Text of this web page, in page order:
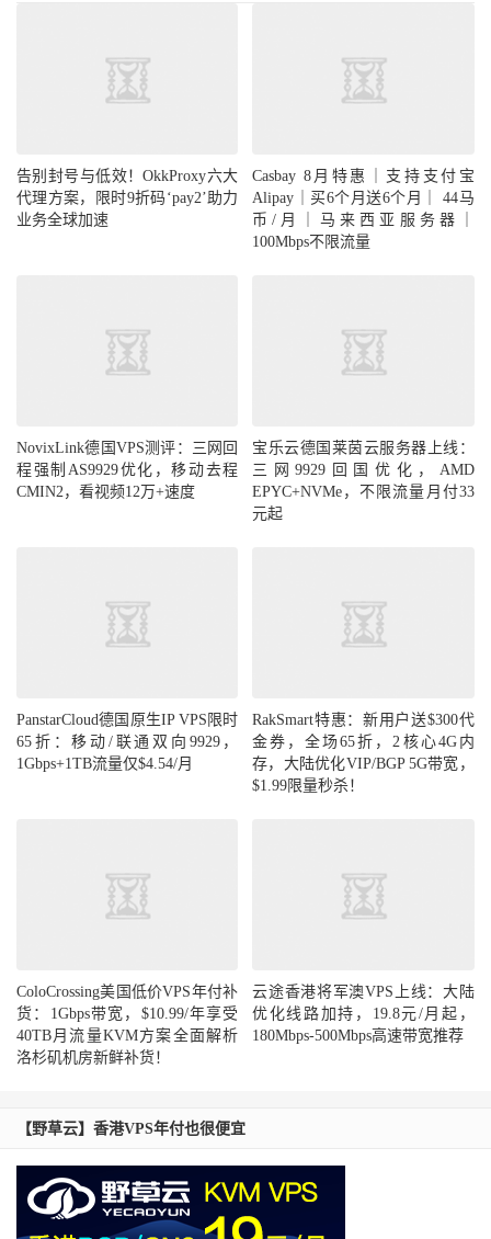
告别封号与低效！OkkProxy六大
代理方案，限时9折码‘pay2’助力
业务全球加速
Casbay 8月特惠｜支持支付宝
Alipay｜买6个月送6个月｜ 44马
币/月｜马来西亚服务器｜
100Mbps不限流量
NovixLink德国VPS测评：三网回
程强制AS9929优化，移动去程
CMIN2，看视频12万+速度
宝乐云德国莱茵云服务器上线：
三网9929回国优化，AMD
EPYC+NVMe，不限流量月付33
元起
PanstarCloud德国原生IP VPS限时
65折：移动/联通双向9929，
1Gbps+1TB流量仅$4.54/月
RakSmart特惠：新用户送$300代
金券，全场65折，2核心4G内
存，大陆优化VIP/BGP 5G带宽，
$1.99限量秒杀！
ColoCrossing美国低价VPS年付补
货：1Gbps带宽，$10.99/年享受
40TB月流量KVM方案全面解析
洛杉矶机房新鲜补货！
云途香港将军澳VPS上线：大陆
优化线路加持，19.8元/月起，
180Mbps-500Mbps高速带宽推荐
【野草云】香港VPS年付也很便宜